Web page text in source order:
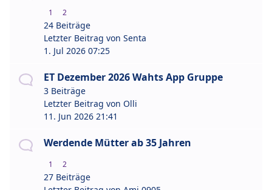
1 2
24 Beiträge
Letzter Beitrag von Senta
1. Jul 2026 07:25
ET Dezember 2026 Wahts App Gruppe
3 Beiträge
Letzter Beitrag von Olli
11. Jun 2026 21:41
Werdende Mütter ab 35 Jahren
1 2
27 Beiträge